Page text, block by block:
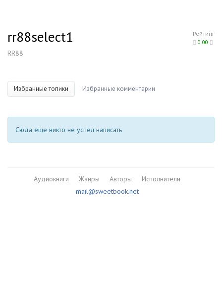
Рейтинг
0.00
rr88select1
RR88
Избранные топики Избранные комментарии
Сюда еще никто не успел написать
Аудиокниги Жанры Авторы
Исполнители
mail@sweetbook.net